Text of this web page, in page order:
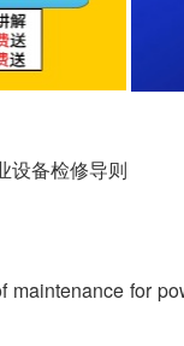
设备检修导则
maintenance for